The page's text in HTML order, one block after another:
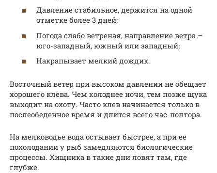
Давление стабильное, держится на одной
отметке более 3 дней;
Погода слабо ветреная, направление ветра –
юго-западный, южный или западный;
Накрапывает мелкий дождик.
Восточный ветер при высоком давлении не обещает
хорошего клева. Чем холоднее ночи, тем позже щука
выходит на охоту. Часто клев начинается только в
послеобеденное время и длится всего час-полтора.
На мелководье вода остывает быстрее, а при ее
похолодании у рыб замедляются биологические
процессы. Хищника в такие дни ловят там, где
глубже.